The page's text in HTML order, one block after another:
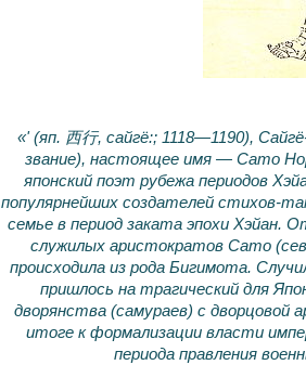
«' (яп. 西行, сайгё:; 1118—1190),
звание), настоящее имя — Сато
японский поэт рубежа периодов
популярнейших создателей стихов-
семье в период заката эпохи Хэйан.
служилых аристократов Сато
происходила из рода Бигимота.
пришлось на трагический для
дворянства (самураев) с дворцовой
итоге к формализации власти
периода правления